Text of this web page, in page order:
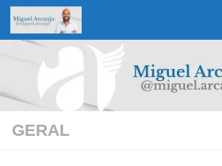
Skip to content
GERAL